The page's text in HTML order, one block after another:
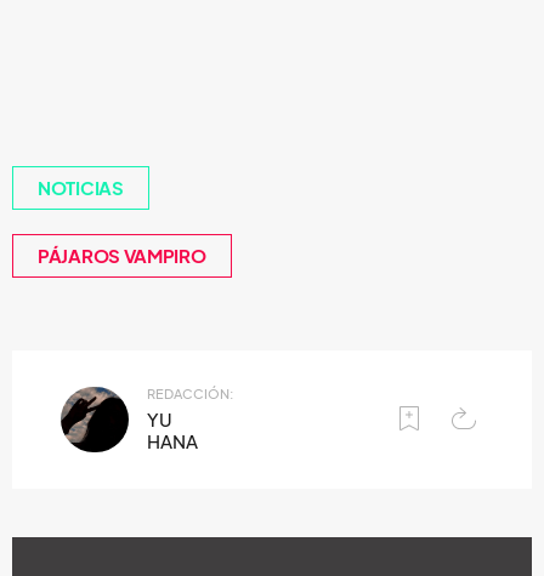
NOTICIAS
PÁJAROS VAMPIRO
REDACCIÓN:
YU
HANA